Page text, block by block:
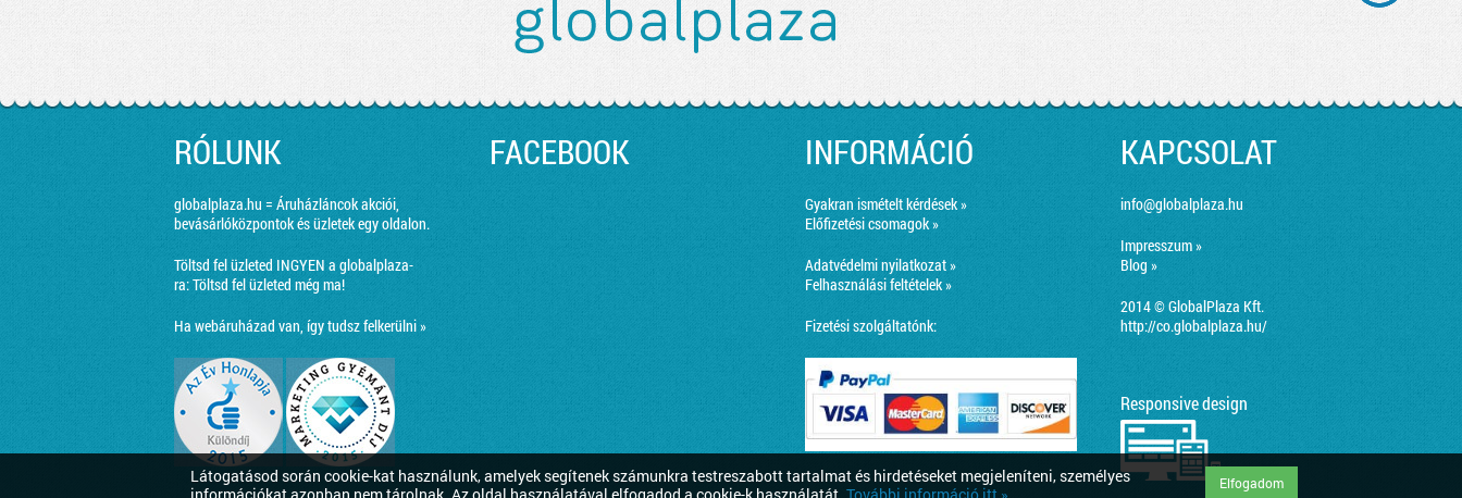
Látogatásod során cookie-kat használunk, amelyek segítenek számunkra testreszabott tartalmat és hirdetéseket megjeleníteni, személyes
Elfogadom
RÓLUNK
globalplaza.hu = Áruházláncok akciói,
bevásárlóközpontok és üzletek egy oldalon.
Töltsd fel üzleted INGYEN a globalplaza-
ra:Töltsd fel üzleted még ma!
Ha webáruházad van, így tudsz felkerülni »
FACEBOOK INFORMÁCIÓ
Gyakran ismételt kérdések »
Előfizetési csomagok »
Adatvédelmi nyilatkozat »
Felhasználási feltételek »
Fizetési szolgáltatónk:
KAPCSOLAT
info@globalplaza.hu
Impresszum »
Blog »
2014 © GlobalPlaza Kft.
http://co.globalplaza.hu/
Responsive design